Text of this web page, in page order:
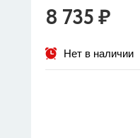
8 735 ₽
Нет в наличии